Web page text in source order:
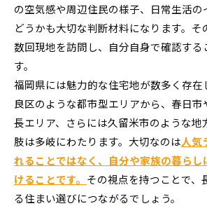
の空気感や周辺住民の様子、日常生活
どうかも大切な判断材料になります。
数回現地を訪問し、自分自身で確認する
す。
福岡県には魅力的な住宅地が数多く存在
良区のような都市型エリアから、春日
長エリア、さらには久留米市のような地
肢は多岐にわたります。大切なのは人気
れることではなく、自分や家族の暮らし
けることです。 その視点を持つことで、
る住まい選びにつながるでしょう。